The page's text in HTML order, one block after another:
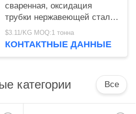
сваренная, оксидация
трубки нержавеющей стали
310с устойчивая
$3.11/KG MOQ:1 тонна
КОНТАКТНЫЕ ДАННЫЕ
категории Все